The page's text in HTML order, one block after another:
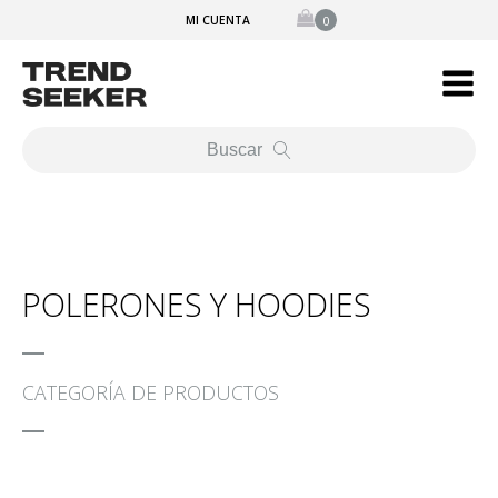
MI CUENTA
Buscar
POLERONES Y HOODIES
CATEGORÍA DE PRODUCTOS